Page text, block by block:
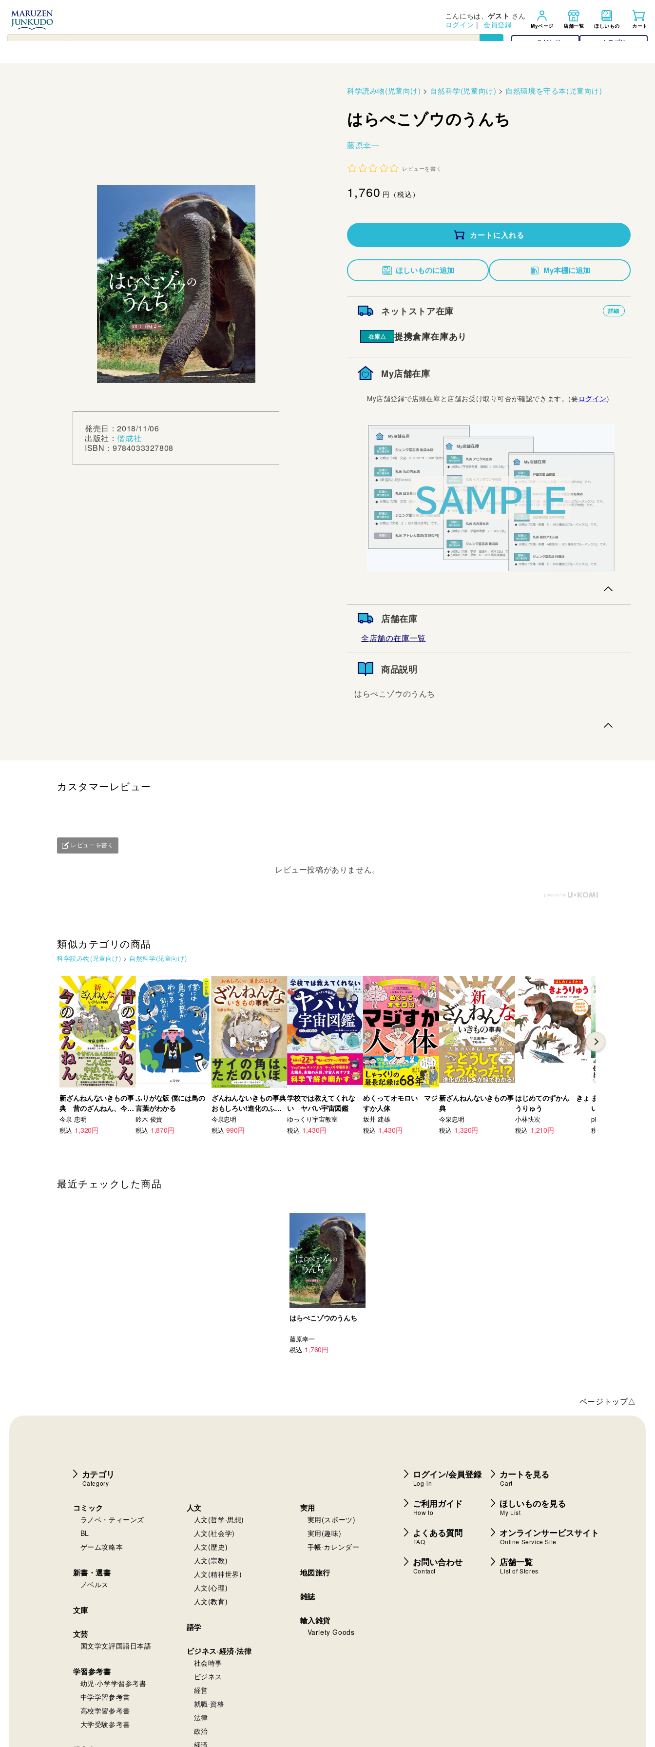
コンテンツ
に進む
▾ こだわり カテゴリー
こんにちは、ゲスト さん
ログイン | 会員登録 Myページ 店舗一覧 ほしいもの カート
発売日：2018/11/06
出版社：偕成社
ISBN：9784033327808
科学読み物(児童向け) > 自然科学(児童向け) > 自然環境を守る本(児童向け)
はらぺこゾウのうんち
藤原幸一
レビューを書く
通
価
格
1,760円（税込）
カートに入れる
ほしいものに追加 My本棚に追加
ネットストア在庫 詳細
在庫△ 提携倉庫在庫あり
My店舗在庫
My店舗登録で店頭在庫と店舗お受け取り可否が確認できます。(要ログイン)
店舗在庫
全店舗の在庫一覧
商品説明
はらぺこゾウのうんち
カスタマーレビュー
レビューを書く
レビュー投稿がありません。
類似カテゴリの商品
科学読み物(児童向け) > 自然科学(児童向け)
新ざんねんないきもの事
典 昔のざんねん、今の
ざんねん
今泉 忠明
税込 1,320円
ふりがな版 僕には鳥の
言葉がわかる
鈴木 俊貴
税込 1,870円
ざんねんないきもの事典
おもしろい!進化のふし
ぎ
今泉忠明
税込 990円
学校では教えてくれな
い ヤバい宇宙図鑑
ゆっくり宇宙教室
税込 1,430円
めくってオモロい マジ
すか人体
坂井 建雄
税込 1,430円
新ざんねんないきもの事
典
今泉忠明
税込 1,320円
はじめてのずかん きょ
うりゅう
小林快次
税込 1,210円
まだまだ！意外と知
い鳥の生活
piro piro piccolo
税込
最近チェックした商品
はらぺこゾウのうんち
藤原幸一
税込 1,760円
ページトップ△
カテゴリ
Category
コミック
ラノベ・ティーンズ
BL
ゲーム攻略本
新書・選書
ノベルス
文庫
文芸
国文学文評国語日本語
学習参考書
幼児·小学学習参考書
中学学習参考書
高校学習参考書
大学受験参考書
人文
人文(哲学·思想)
人文(社会学)
人文(歴史)
人文(宗教)
人文(精神世界)
人文(心理)
人文(教育)
語学
ビジネス·経済·法律
社会時事
ビジネス
経営
就職·資格
法律
政治
経済
実用
実用(スポーツ)
実用(趣味)
手帳·カレンダー
地図旅行
雑誌
輸入雑貨
Variety Goods
ログイン/会員登録
Log-in
カートを見る
Cart
ご利用ガイド
How to
ほしいものを見る
My List
よくある質問
FAQ
オンラインサービスサイト
Online Service Site
お問い合わせ
Contact
店舗一覧
List of Stores